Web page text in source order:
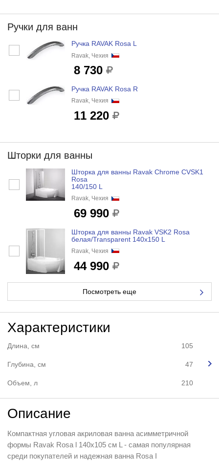
Ручки для ванн
Ручка RAVAK Rosa L
Ravak, Чехия
8 730
Ручка RAVAK Rosa R
Ravak, Чехия
11 220
Шторки для ванны
Шторка для ванны Ravak Chrome CVSK1
Rosa
140/150 L
Ravak, Чехия
69 990
Шторка для ванны Ravak VSK2 Rosa
белая/Transparent 140x150 L
Ravak, Чехия
44 990
Посмотреть еще
Характеристики
Длина, см 105
Глубина, см 47
Объем, л 210
Описание
Компактная угловая акриловая ванна асимметричной
формы Ravak Rosa l 140x105 см L - самая популярная
среди покупателей и надежная ванна Rosa I